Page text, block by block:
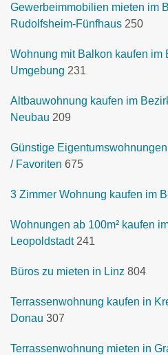
Gewerbeimmobilien mieten im
Rudolfsheim-Fünfhaus 250
Wohnung mit Balkon kaufen im
Umgebung 231
Altbauwohnung kaufen im
Neubau 209
Günstige
/ Favoriten 675
3 Zimmer Wohnung kaufen im
Wohnungen ab 100m² kaufen
Leopoldstadt 241
Büros zu mieten in Linz 804
Terrassenwohnung kaufen in
Donau 307
Terrassenwohnung mieten in